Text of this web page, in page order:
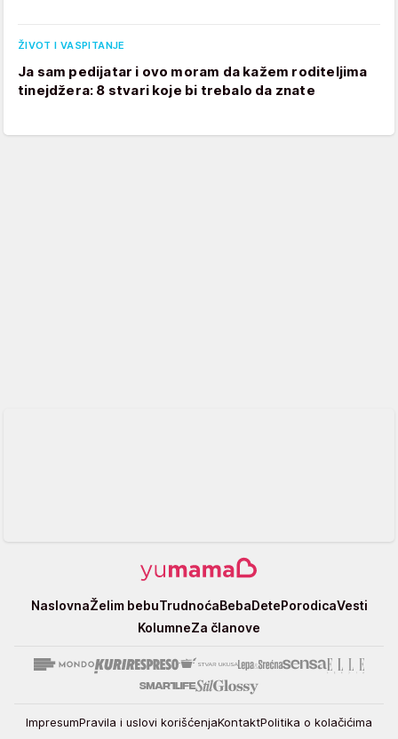
ŽIVOT I VASPITANJE
Ja sam pedijatar i ovo moram da kažem roditeljima
tinejdžera: 8 stvari koje bi trebalo da znate
Yumama
NaslovnaŽelim bebuTrudnoćaBebaDetePorodicaVesti
KolumneZa članove
ImpresumPravila i uslovi korišćenjaKontaktPolitika o kolačićima